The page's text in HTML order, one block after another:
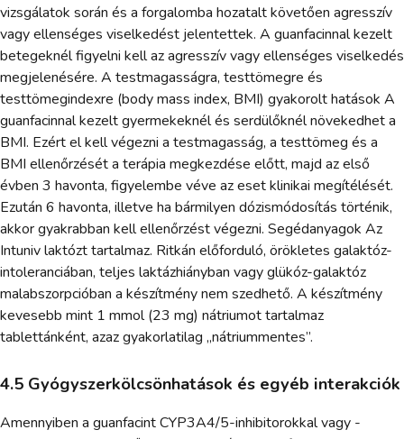
vizsgálatok során és a forgalomba hozatalt követően agresszív
vagy ellenséges viselkedést jelentettek. A guanfacinnal kezelt
betegeknél figyelni kell az agresszív vagy ellenséges viselkedés
megjelenésére. A testmagasságra, testtömegre és
testtömegindexre (body mass index, BMI) gyakorolt hatások A
guanfacinnal kezelt gyermekeknél és serdülőknél növekedhet a
BMI. Ezért el kell végezni a testmagasság, a testtömeg és a
BMI ellenőrzését a terápia megkezdése előtt, majd az első
évben 3 havonta, figyelembe véve az eset klinikai megítélését.
Ezután 6 havonta, illetve ha bármilyen dózismódosítás történik,
akkor gyakrabban kell ellenőrzést végezni. Segédanyagok Az
Intuniv laktózt tartalmaz. Ritkán előforduló, örökletes galaktóz-
intoleranciában, teljes laktázhiányban vagy glükóz-galaktóz
malabszorpcióban a készítmény nem szedhető. A készítmény
kevesebb mint 1 mmol (23 mg) nátriumot tartalmaz
tablettánként, azaz gyakorlatilag „nátriummentes”.
4.5 Gyógyszerkölcsönhatások és egyéb interakciók
Amennyiben a guanfacint CYP3A4/5-inhibitorokkal vagy -